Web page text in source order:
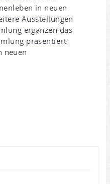
in neuen
Ausstellungen
ergänzen das
präsentiert
neuen